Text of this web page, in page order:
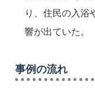
り、住民の入浴
響が出ていた。
事例の流れ